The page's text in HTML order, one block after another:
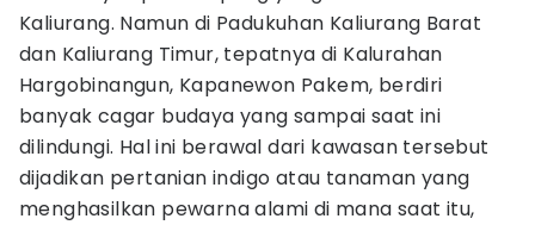
Kaliurang. Namun di Padukuhan Kaliurang Barat
dan Kaliurang Timur, tepatnya di Kalurahan
Hargobinangun, Kapanewon Pakem, berdiri
banyak cagar budaya yang sampai saat ini
dilindungi. Hal ini berawal dari kawasan tersebut
dijadikan pertanian indigo atau tanaman yang
menghasilkan pewarna alami di mana saat itu,